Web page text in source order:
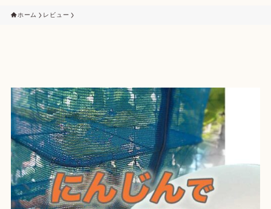
ホーム レビュー